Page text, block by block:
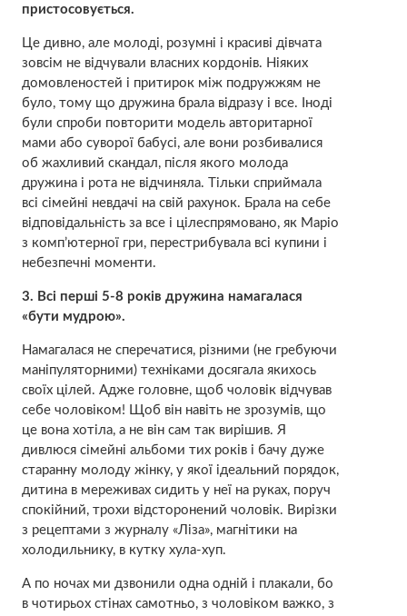
пристосовується.
Це дивно, але молоді, розумні і красиві дівчата
зовсім не відчували власних кордонів. Ніяких
домовленостей і притирок між подружжям не
було, тому що дружина брала відразу і все. Іноді
були спроби повторити модель авторитарної
мами або суворої бабусі, але вони розбивалися
об жaхливий скандал, після якого молода
дружина і рота не відчиняла. Тільки сприймала
всі сімейні невдачі на свій рахунок. Брала на себе
відповідальність за все і цілеспрямовано, як Маріо
з комп’ютерної гри, перестрибувала всі купини і
небезпечні моменти.
3. Всі перші 5-8 років дружина намагалася
«бути мудрою».
Намагалася не сперечатися, різними (не гребуючи
маніпуляторними) техніками досягала якихось
своїх цілей. Адже головне, щоб чоловік відчував
себе чоловіком! Щоб він навіть не зрозумів, що
це вона хотіла, а не він сам так вирішив. Я
дивлюся сімейні альбоми тих років і бачу дуже
старанну молоду жінку, у якої ідеальний порядок,
дитина в мереживах сидить у неї на руках, поруч
спокійний, трохи відсторонений чоловік. Вирізки
з рецептами з журналу «Ліза», магнітики на
холодильнику, в кутку хула-хуп.
А по ночах ми дзвонили одна одній і плакали, бо
в чотирьох стінах самотньо, з чоловіком важко, з